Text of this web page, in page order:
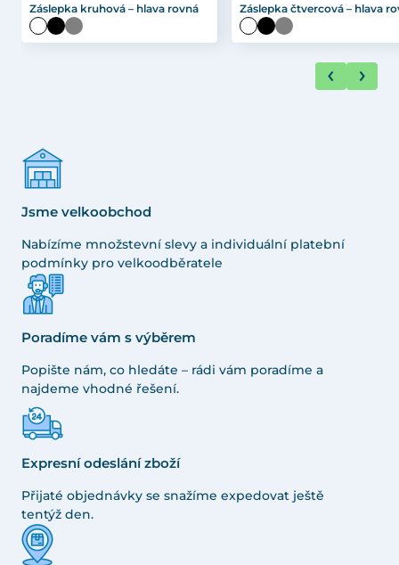
Záslepka kruhová – hlava rovná Záslepka čtvercová – hlava
Jsme velkoobchod
Nabízíme množstevní slevy a individuální platební
podmínky pro velkoodběratele
Poradíme vám s výběrem
Popište nám, co hledáte – rádi vám poradíme a
najdeme vhodné řešení.
Expresní odeslání zboží
Přijaté objednávky se snažíme expedovat ještě
tentýž den.